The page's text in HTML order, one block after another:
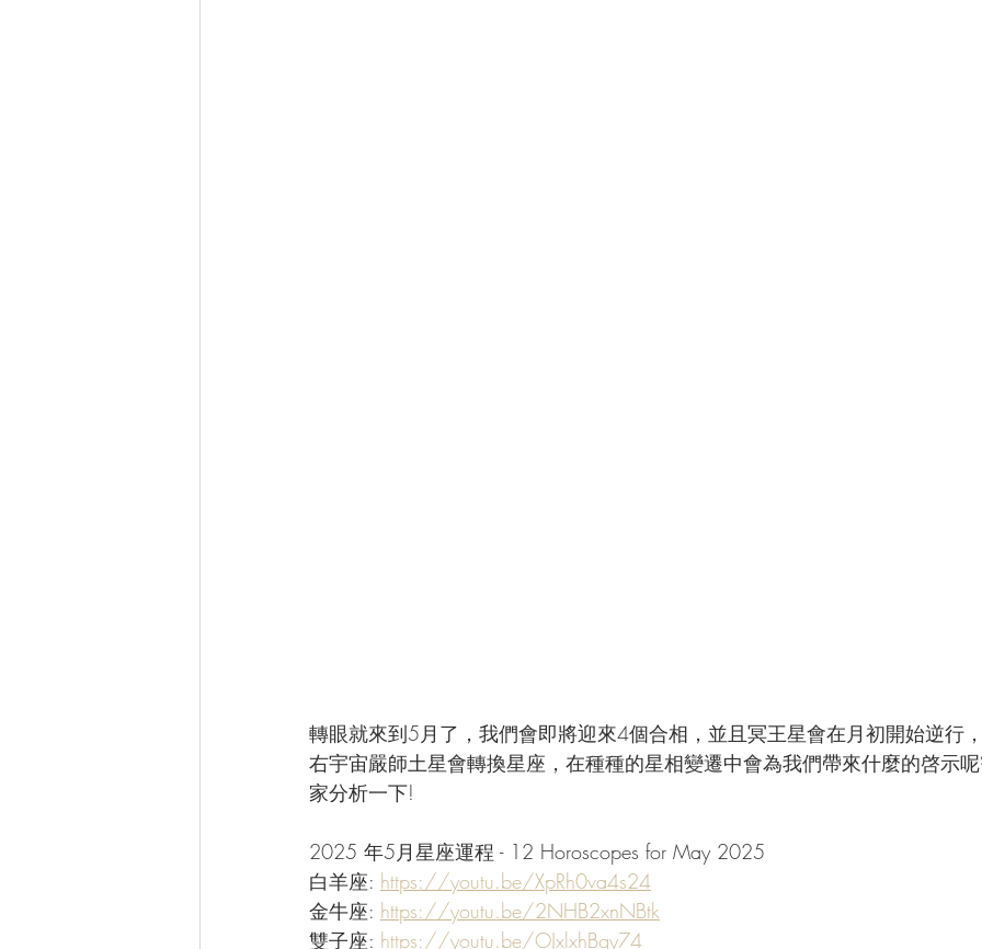
轉眼就來到5月了，我們會即將迎來4個合相，並且冥王星會在月初開始逆行
右宇宙嚴師土星會轉換星座，在種種的星相變遷中會為我們帶來什麼的啓示
家分析一下!
2025 年5月星座運程 - 12 Horoscopes for May 2025
白羊座: https://youtu.be/XpRh0va4s24
金牛座: https://youtu.be/2NHB2xnNBtk
雙子座: https://youtu.be/OJxlxhBgy74